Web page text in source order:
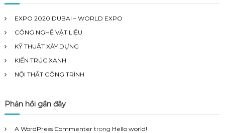
c
f
o
r
EXPO 2020 DUBAI – WORLD EXPO
CÔNG NGHỆ VẬT LIỆU
KỸ THUẬT XÂY DỰNG
KIẾN TRÚC XANH
NỘI THẤT CÔNG TRÌNH
Phản hồi gần đây
A WordPress Commentertrong Hello world!